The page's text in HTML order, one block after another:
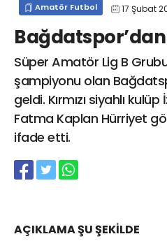
Amatör Futbol 17 Şubat
Süper Amatör Lig B
şampiyonu olan
geldi. Kırmızı siyahlı
Fatma Kaplan Hürriyet
ifade etti.
AÇIKLAMA ŞU ŞEKİLDE